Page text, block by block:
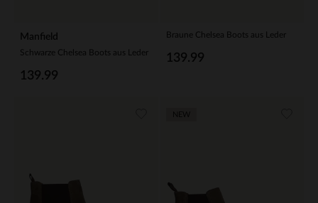
Manfield
Schwarze Chelsea Boots aus Leder
139.99
Braune Chelsea Boots aus Leder
139.99